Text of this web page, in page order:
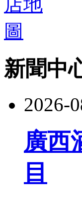
新聞中
2026-
廣西
目